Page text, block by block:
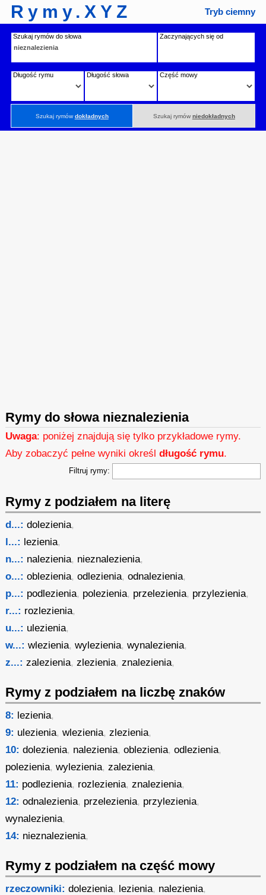
Rymy.XYZ Tryb ciemny
Szukaj rymów do słowa Zaczynających się od
Długość rymu Długość słowa Część mowy
Szukaj rymówdokładnych Szukaj rymów niedokładnych
Rymy do słowa nieznalezienia
Uwaga: poniżej znajdują się tylko przykładowe rymy.
Aby zobaczyć pełne wyniki określdługość rymu.
Filtruj rymy:
Rymy z podziałem na literę
d...: dolezienia,
l...: lezienia,
n...: nalezienia, nieznalezienia,
o...: oblezienia,odlezienia,odnalezienia,
p...: podlezienia, polezienia, przelezienia, przylezienia,
r...: rozlezienia,
u...: ulezienia,
w...: wlezienia,wylezienia,wynalezienia,
z...: zalezienia,zlezienia,znalezienia,
Rymy z podziałem na liczbę znaków
8: lezienia,
9: ulezienia,wlezienia,zlezienia,
10: dolezienia, nalezienia,oblezienia,odlezienia,
polezienia,wylezienia,zalezienia,
11: podlezienia, rozlezienia,znalezienia,
12: odnalezienia, przelezienia, przylezienia,
wynalezienia,
14: nieznalezienia,
Rymy z podziałem na część mowy
rzeczowniki: dolezienia, lezienia, nalezienia,